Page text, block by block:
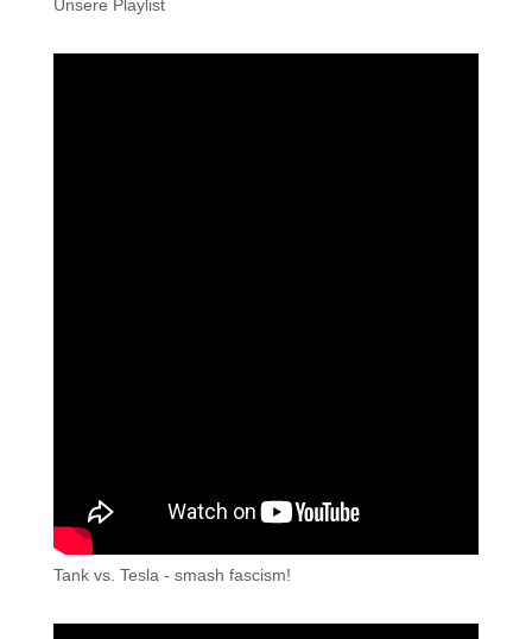
Unsere Playlist
Tank vs. Tesla - smash fascism!